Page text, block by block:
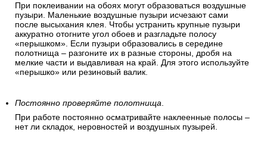
При поклеивании на обоях могут образоваться воздушные
пузыри. Маленькие воздушные пузыри исчезают сами
после высыхания клея. Чтобы устранить крупные пузыри
аккуратно отогните угол обоев и разгладьте полосу
«перышком». Если пузыри образовались в середине
полотнища – разгоните их в разные стороны, дробя на
мелкие части и выдавливая на край. Для этого используйте
«перышко» или резиновый валик.
Постоянно проверяйте полотнища.
При работе постоянно осматривайте наклеенные полосы –
нет ли складок, неровностей и воздушных пузырей.